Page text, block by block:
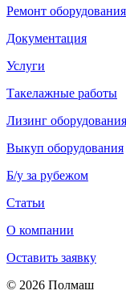
Ремонт оборудования
Документация
Услуги
Такелажные работы
Лизинг оборудования
Выкуп оборудования
Б/у за рубежом
Статьи
О компании
Оставить заявку
© 2026 Полмаш